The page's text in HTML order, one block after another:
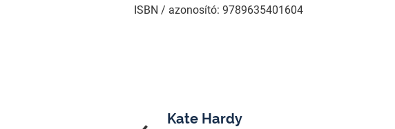
ISBN / azonosító: 9789635401604
Kate Hardy